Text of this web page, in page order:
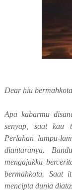
Dear hiu bermahkota,
Apa kabarmu
senyap, saat kau
Perlahan lampu-
diantaranya.
mengajakku
bermahkota. Saat
mencipta dunia